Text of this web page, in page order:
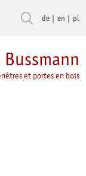
de en pl
et portes en bois